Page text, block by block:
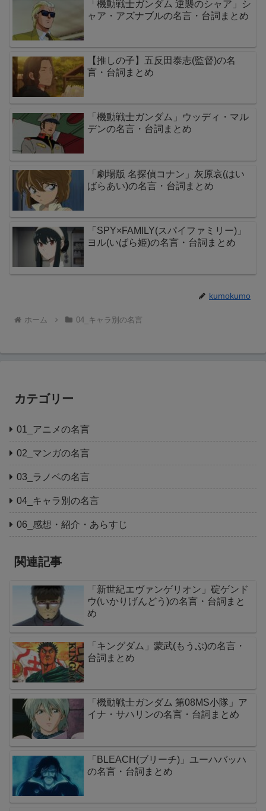
「機動戦士ガンダム 逆襲のシャア」シ
ャア・アズナブルの名言・台詞まとめ
【推しの子】五反田泰志(監督)の名
言・台詞まとめ
「機動戦士ガンダム」ウッディ・マル
デンの名言・台詞まとめ
「劇場版 名探偵コナン」灰原哀(はい
ばらあい)の名言・台詞まとめ
「SPY×FAMILY(スパイファミリー)」
ヨル(いばら姫)の名言・台詞まとめ
kumokumo
ホーム 04_キャラ別の名言
カテゴリー
01_アニメの名言
02_マンガの名言
03_ラノベの名言
04_キャラ別の名言
06_感想・紹介・あらすじ
関連記事
「新世紀エヴァンゲリオン」碇ゲンド
ウ(いかりげんどう)の名言・台詞まと
め
「キングダム」蒙武(もうぶ)の名言・
台詞まとめ
「機動戦士ガンダム 第08MS小隊」ア
イナ・サハリンの名言・台詞まとめ
「BLEACH(ブリーチ)」ユーハバッハ
の名言・台詞まとめ